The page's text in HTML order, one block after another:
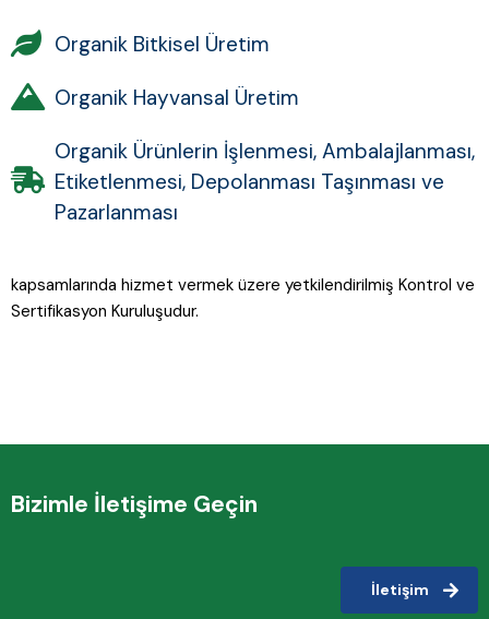
Organik Bitkisel Üretim
Organik Hayvansal Üretim
Organik Ürünlerin İşlenmesi, Ambalajlanması,
Etiketlenmesi, Depolanması Taşınması ve
Pazarlanmas​ı
kapsamlarında hizmet vermek üzere yetkilendirilmiş Kontrol ve
Sertifikasyon Kuruluşudur.
Bizimle İletişime Geçin
İletişim